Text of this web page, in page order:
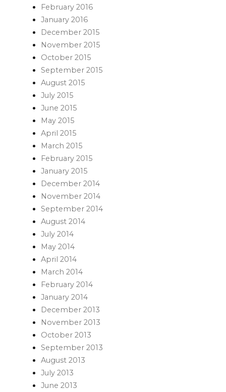
February 2016
January 2016
December 2015
November 2015
October 2015
September 2015
August 2015
July 2015
June 2015
May 2015
April 2015
March 2015
February 2015
January 2015
December 2014
November 2014
September 2014
August 2014
July 2014
May 2014
April 2014
March 2014
February 2014
January 2014
December 2013
November 2013
October 2013
September 2013
August 2013
July 2013
June 2013